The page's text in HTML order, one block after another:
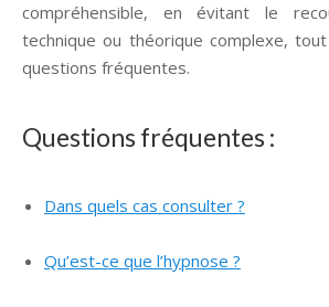
compréhensible, en évitant le
technique ou théorique complexe,
questions fréquentes.
Questions fréquentes :
Dans quels cas consulter ?
Qu’est-ce que l’hypnose ?